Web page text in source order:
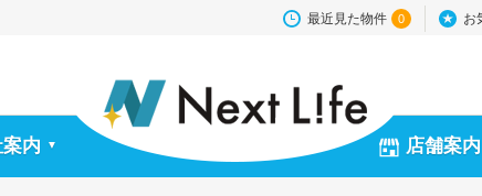
最近見た物件 0 お
内 ▼ 店舗案内